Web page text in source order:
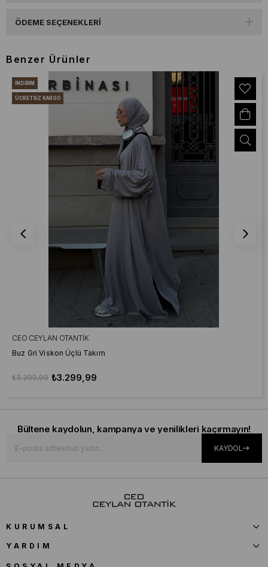
ÖDEME SEÇENEKLERI
Benzer Ürünler
CEO CEYLAN OTANTIK
Buz Gri Viskon Üçlü Takım
₺3.299,99
₺3.399,99
İNDIRIM
ÜCRETSIZ KARGO
Bültene kaydolun, kampanya ve yenilikleri kaçırmayın!
KAYDOL
KURUMSAL
YARDIM